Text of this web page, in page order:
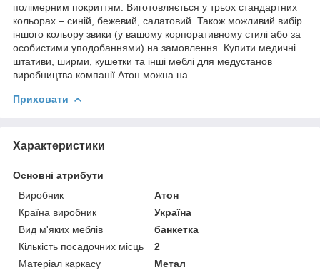
полімерним покриттям. Виготовляється у трьох стандартних
кольорах – синій, бежевий, салатовий. Також можливий вибір
іншого кольору звики (у вашому корпоративному стилі або за
особистими уподобаннями) на замовлення. Купити медичні
штативи, ширми, кушетки та інші меблі для медустанов
виробництва компанії Атон можна на .
Приховати
Характеристики
Основні атрибути
Виробник
Атон
Країна виробник
Україна
Вид м'яких меблів
банкетка
Кількість посадочних місць
2
Матеріал каркасу
Метал